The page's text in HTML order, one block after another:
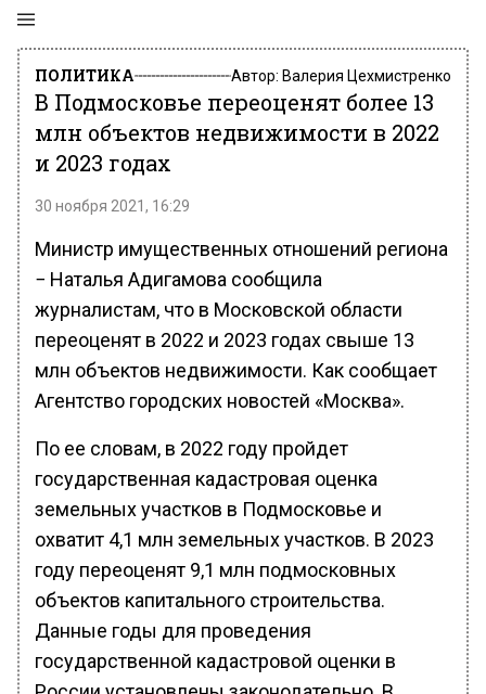
ПОЛИТИКА Автор: Валерия Цехмистренко
В Подмосковье переоценят более 13
млн объектов недвижимости в 2022
и 2023 годах
30 ноября 2021, 16:29
Министр имущественных отношений региона
− Наталья Адигамова сообщила
журналистам, что в Московской области
переоценят в 2022 и 2023 годах свыше 13
млн объектов недвижимости. Как сообщает
Агентство городских новостей «Москва».
По ее словам, в 2022 году пройдет
государственная кадастровая оценка
земельных участков в Подмосковье и
охватит 4,1 млн земельных участков. В 2023
году переоценят 9,1 млн подмосковных
объектов капитального строительства.
Данные годы для проведения
государственной кадастровой оценки в